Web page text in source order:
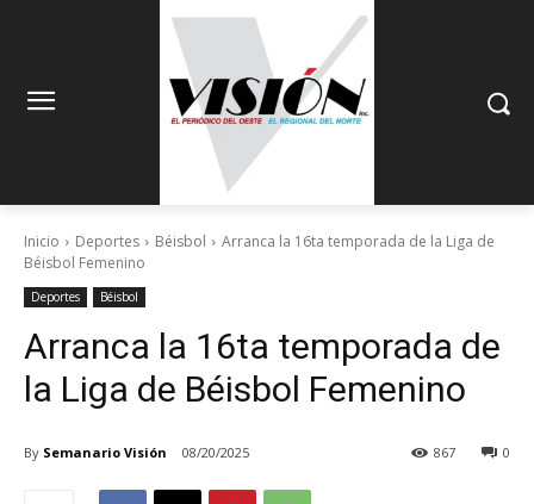
Inicio Deportes Béisbol
Arranca la 16ta temporada de la Liga de
Béisbol Femenino
Deportes Béisbol
Arranca la 16ta temporada de
la Liga de Béisbol Femenino
By Semanario Visión 08/20/2025 0
867